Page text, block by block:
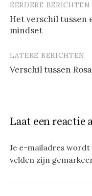
EERDERE BERICHTEN
Het verschil tussen
mindset
LATERE BERICHTEN
Verschil tussen
Laat een reactie
Je e-mailadres
velden zijn